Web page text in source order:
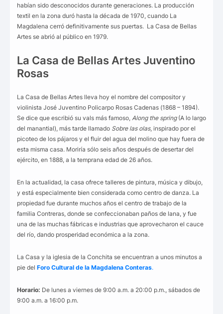
habían sido desconocidos durante generaciones. La producción
textil en la zona duró hasta la década de 1970, cuando La
Magdalena cerró definitivamente sus puertas. La Casa de Bellas
Artes se abrió al público en 1979.
La Casa de Bellas Artes Juventino
Rosas
La Casa de Bellas Artes lleva hoy el nombre del compositor y
violinista José Juventino Policarpo Rosas Cadenas (1868 – 1894).
Se dice que escribió su vals más famoso, Along the spring(A lo largo
del manantial), más tarde llamado Sobre las olas, inspirado por el
picoteo de los pájaros y el fluir del agua del molino que hay fuera de
esta misma casa. Moriría sólo seis años después de desertar del
ejército, en 1888, a la temprana edad de 26 años.
En la actualidad, la casa ofrece talleres de pintura, música y dibujo,
y está especialmente bien considerada como centro de danza. La
propiedad fue durante muchos años el centro de trabajo de la
familia Contreras, donde se confeccionaban paños de lana, y fue
una de las muchas fábricas e industrias que aprovecharon el cauce
del río, dando prosperidad económica a la zona.
La Casa y la iglesia de la Conchita se encuentran a unos minutos a
pie del Foro Cultural de la Magdalena Conteras.
Horario: De lunes a viernes de 9:00 a.m. a 20:00 p.m., sábados de
9:00 a.m. a 16:00 p.m.